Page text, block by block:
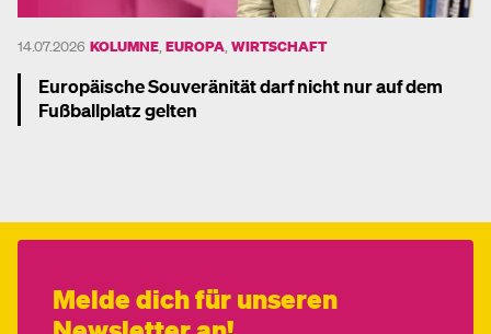
14.07.2026 KOLUMNE EUROPA WIRTSCHAFT
Europäische Souveränität darf nicht nur auf dem
Fußballplatz gelten
Melde dich für unseren